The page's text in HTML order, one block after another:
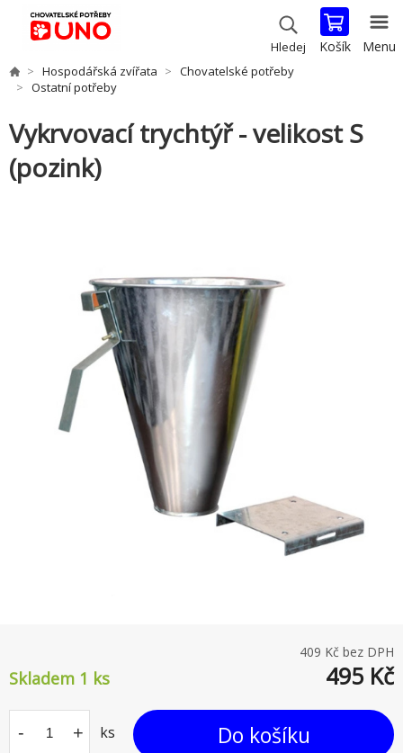
Hledej Košík Menu
Hospodářská zvířata
Chovatelské potřeby
Ostatní potřeby
Vykrvovací trychtýř - velikost S
(pozink)
409 Kč bez DPH
Skladem 1 ks 495 Kč
- + ks Do košíku